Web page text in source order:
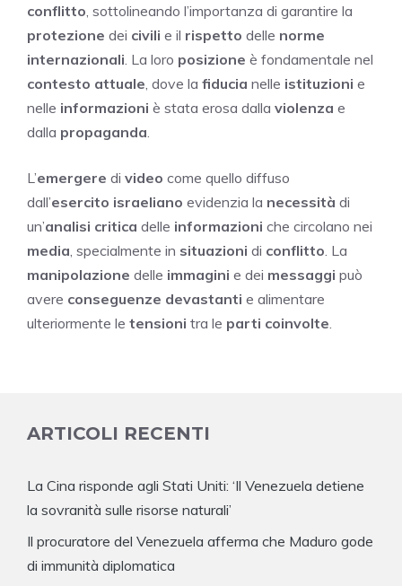
conflitto , sottolineando l’importanza di garantire la
protezione dei civili e il rispetto delle norme
internazionali . La loro posizione è fondamentale nel
contesto attuale , dove la fiducia nelle istituzioni e
nelle informazioni è stata erosa dalla violenza e
dalla propaganda
L’emergere di video come quello diffuso
dall’esercito israeliano evidenzia la necessità di
un’analisi critica delle informazioni che circolano nei
media , specialmente in situazioni di conflitto . La
manipolazione delle immagini e dei messaggi può
avere conseguenze devastanti e alimentare
ulteriormente le tensioni tra le parti coinvolte
ARTICOLI RECENTI
La Cina risponde agli Stati Uniti: ‘Il Venezuela detiene
la sovranità sulle risorse naturali’
Il procuratore del Venezuela afferma che Maduro gode
di immunità diplomatica